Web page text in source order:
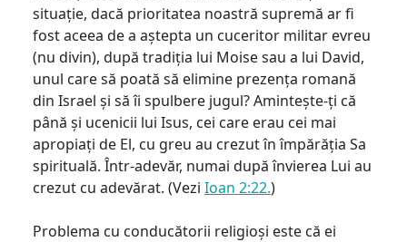
situație, dacă prioritatea noastră supremă ar fi
fost aceea de a aștepta un cuceritor militar evreu
(nu divin), după tradiția lui Moise sau a lui David,
unul care să poată să elimine prezența romană
din Israel și să îi spulbere jugul? Amintește-ți că
până și ucenicii lui Isus, cei care erau cei mai
apropiați de El, cu greu au crezut în împărăția Sa
spirituală. Într-adevăr, numai după învierea Lui au
crezut cu adevărat. (Vezi Ioan 2:22.)
Problema cu conducătorii religioși este că ei